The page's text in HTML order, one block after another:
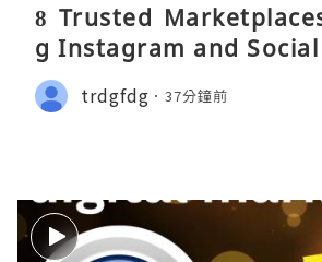
8 Trusted
g Instagram and
trdgfdg 37分鐘前